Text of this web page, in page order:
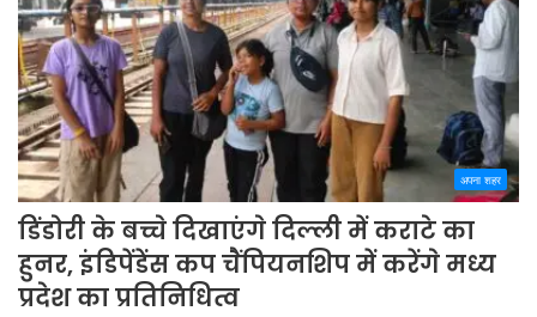
अपना शहर
डिंडोरी के बच्चे दिखाएंगे दिल्ली में कराटे का
हुनर, इंडिपेंडेंस कप चैंपियनशिप में करेंगे मध्य
प्रदेश का प्रतिनिधित्व